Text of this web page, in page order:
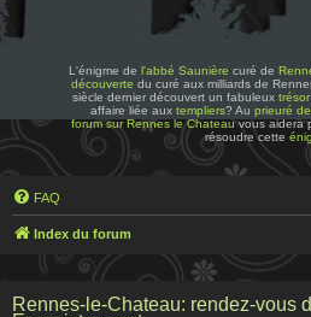
L'énigme de l'abbé Saunière curé de
découverte du curé aux milliards de
siècle dernier découvert un fabuleux trésor
affaire liée aux templiers? Au prieuré
forum sur Rennes le Chateauvous aidera
résoudre cette
FAQ
Index du forum
Rennes-le-Chateau: rendez-vous